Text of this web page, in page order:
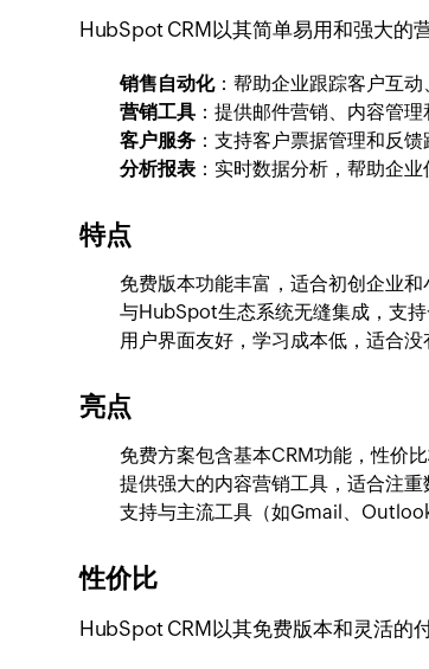
HubSpot CRM以其简单易用和强大的
销售自动化：帮助企业跟踪客户互动
营销工具 ：提供邮件营销、内容管
客户服务 ：支持客户票据管理和反
分析报表 ：实时数据分析，帮助企业
特点
免费版本功能丰富，适合初创企业和
与HubSpot生态系统无缝集成，支
用户界面友好，学习成本低，适合没
亮点
免费方案包含基本CRM功能，性价比
提供强大的内容营销工具，适合注重
支持与主流工具（如Gmail、
性价比
HubSpot CRM以其免费版本和灵活的